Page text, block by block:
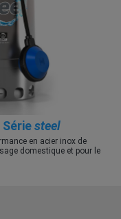
Sériesteel
en acier inox de
domestique et pour le